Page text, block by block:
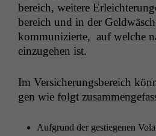
bere­ich, weit­ere
bere­ich und in der
kom­mu­nizierte, auf welche
einzuge­hen ist.
Im Ver­sicherungs­bere­ich
gen wie fol­gt
Auf­grund der gestiege­nen